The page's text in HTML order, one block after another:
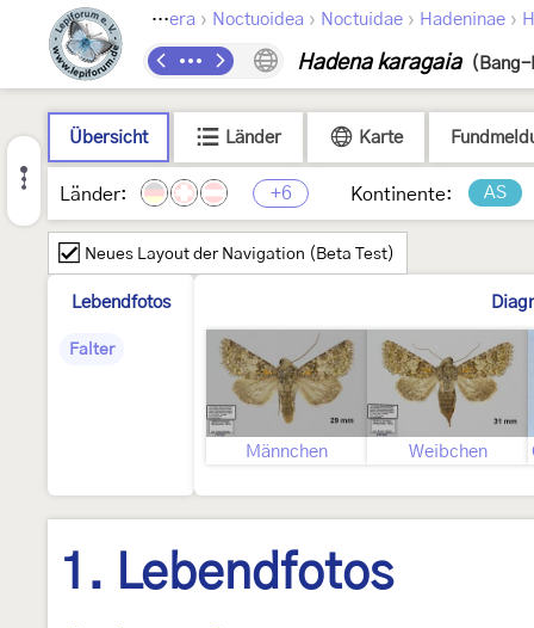
Lepidoptera › Noctuoidea › Noctuidae › Hadeninae ›
Hadena karagaia (Bang-
Übersicht Länder Karte
Länder: +6 Kontinente: AS
Neues Layout der Navigation (Beta Test)
Lebendfotos
Falter
Männchen Weibchen
1. Lebendfotos